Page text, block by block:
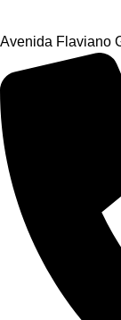
Avenida Flaviano